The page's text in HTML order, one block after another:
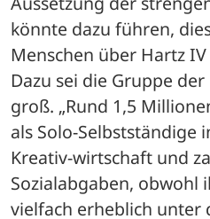
könnte dazu führen,
Menschen über Hartz IV
Dazu sei die Gruppe
groß. „Rund 1,5
als Solo-Selbstständige
Kreativ-wirtschaft und
Sozialabgaben, obwohl
vielfach erheblich unter